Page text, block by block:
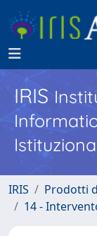
IRIS
IRIS
Prodotti
14 -